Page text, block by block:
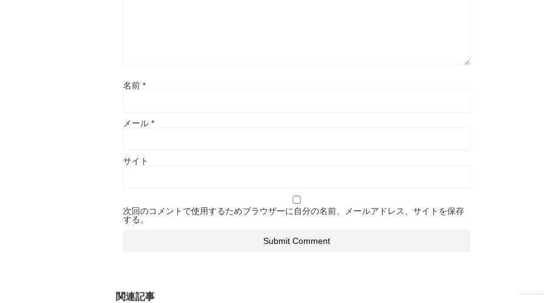
名前 *
メール *
サイト
次回のコメントで使用するためブラウザーに自分の名前、メールアドレス、サイトを保存
する。
関連記事